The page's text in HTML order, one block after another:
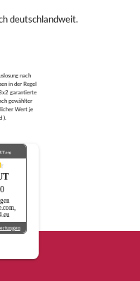
deutschlandweit.
nach
in der Regel
garantierte
gewählter
Wert je
).
.org